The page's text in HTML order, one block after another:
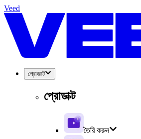
Veed
প্রোডাক্ট
প্রোডাক্ট
তৈরি করুন